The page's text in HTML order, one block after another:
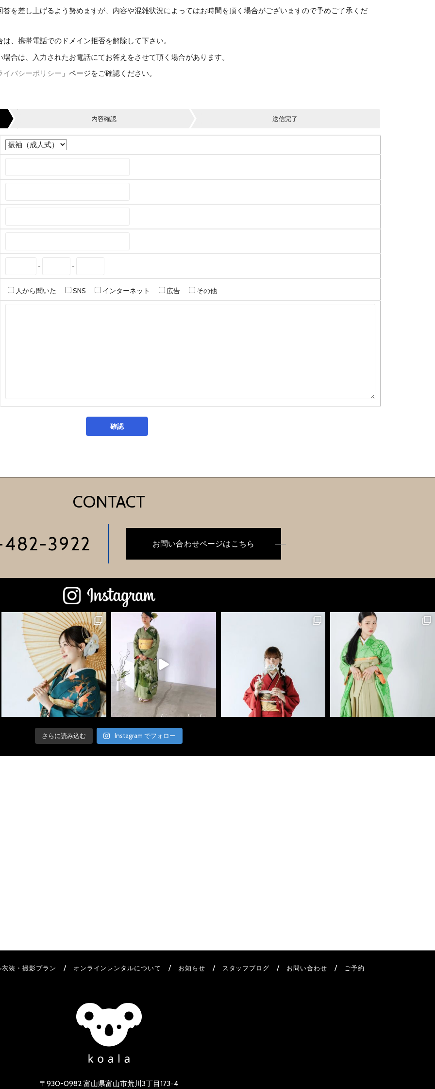
を差し上げるよう努めますが、内容や混雑状況によってはお時間を頂く場合がございますので予めご了承くだ
、携帯電話でのドメイン拒否を解除して下さい。
合は、入力されたお電話にてお答えをさせて頂く場合があります。
イバシーポリシー 」ページをご確認ください。
内容確認 送信完了
- -
人から聞いた SNS インターネット 広告 その他
CONTACT
3922 お問い合わせページはこちら
さらに読み込む Instagram でフォロー
衣装・撮影プラン / オンラインレンタルについて / お知らせ / スタッフブログ / お問い合わせ / ご予約
〒930-0982 富山県富山市荒川3丁目173−4